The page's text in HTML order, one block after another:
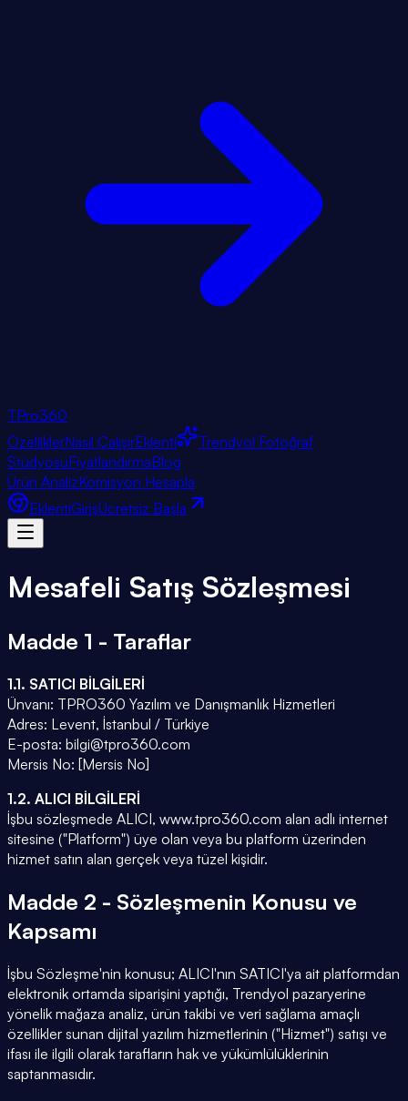
TPro360
ÖzelliklerNasıl ÇalışırEklenti
Trendyol Fotoğraf
StüdyosuFiyatlandırmaBlog
Ürün AnalizKomisyon Hesapla
EklentiGirişÜcretsiz Başla
Mesafeli Satış Sözleşmesi
Madde 1 - Taraflar
1.1. SATICI BİLGİLERİ
Ünvanı: TPRO360 Yazılım ve Danışmanlık Hizmetleri
Adres: Levent, İstanbul / Türkiye
E-posta: bilgi@tpro360.com
Mersis No: [Mersis No]
1.2. ALICI BİLGİLERİ
İşbu sözleşmede ALICI, www.tpro360.com alan adlı internet
sitesine ("Platform") üye olan veya bu platform üzerinden
hizmet satın alan gerçek veya tüzel kişidir.
Madde 2 - Sözleşmenin Konusu ve
Kapsamı
İşbu Sözleşme'nin konusu; ALICI'nın SATICI'ya ait platformdan
elektronik ortamda siparişini yaptığı, Trendyol pazaryerine
yönelik mağaza analiz, ürün takibi ve veri sağlama amaçlı
özellikler sunan dijital yazılım hizmetlerinin ("Hizmet") satışı ve
ifası ile ilgili olarak tarafların hak ve yükümlülüklerinin
saptanmasıdır.